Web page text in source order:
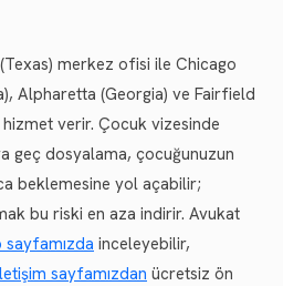
merkez ofisi ile Chicago
Alpharetta (Georgia) ve Fairfield
verir. Çocuk vizesinde
geç dosyalama, çocuğunuzun
beklemesine yol açabilir;
bu riski en aza indirir. Avukat
sayfamızda inceleyebilir,
sayfamızdan ücretsiz ön